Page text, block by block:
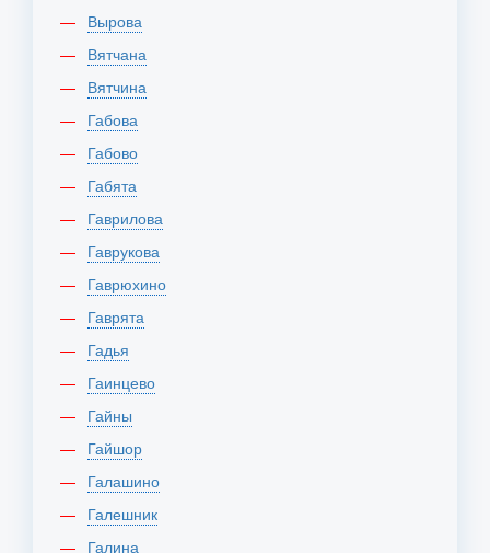
Вырова
Вятчана
Вятчина
Габова
Габово
Габята
Гаврилова
Гаврукова
Гаврюхино
Гаврята
Гадья
Гаинцево
Гайны
Гайшор
Галашино
Галешник
Галина